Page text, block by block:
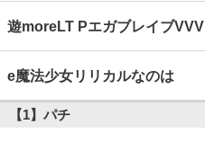
遊moreLT PエガブレイブVVV
e魔法少女リリカルなのは
【1】パチ